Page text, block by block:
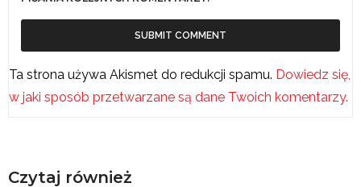
Ta strona używa Akismet do redukcji spamu. Dowiedz się,
w jaki sposób przetwarzane są dane Twoich komentarzy.
Czytaj również